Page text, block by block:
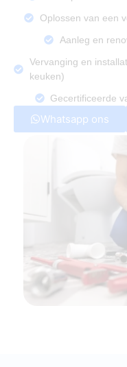
Oplossen van een
Aanleg en
Vervanging en
keuken)
Gecertificeerde
Whatsapp ons